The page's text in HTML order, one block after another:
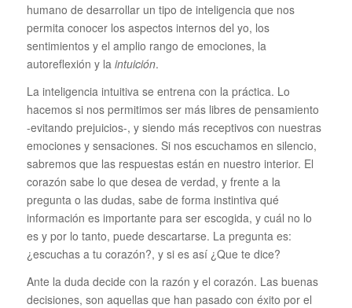
humano de desarrollar un tipo de inteligencia que nos
permita conocer los aspectos internos del yo, los
sentimientos y el amplio rango de emociones, la
autoreflexión y la intuición.
La inteligencia intuitiva se entrena con la práctica. Lo
hacemos si nos permitimos ser más libres de pensamiento
-evitando prejuicios-, y siendo más receptivos con nuestras
emociones y sensaciones. Si nos escuchamos en silencio,
sabremos que las respuestas están en nuestro interior. El
corazón sabe lo que desea de verdad, y frente a la
pregunta o las dudas, sabe de forma instintiva qué
información es importante para ser escogida, y cuál no lo
es y por lo tanto, puede descartarse. La pregunta es:
¿escuchas a tu corazón?, y si es así ¿Que te dice?
Ante la duda decide con la razón y el corazón. Las buenas
decisiones, son aquellas que han pasado con éxito por el